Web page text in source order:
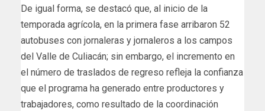
De igual forma, se destacó que, al inicio de la
temporada agrícola, en la primera fase arribaron 52
autobuses con jornaleras y jornaleros a los campos
del Valle de Culiacán; sin embargo, el incremento en
el número de traslados de regreso refleja la confianza
que el programa ha generado entre productores y
trabajadores, como resultado de la coordinación